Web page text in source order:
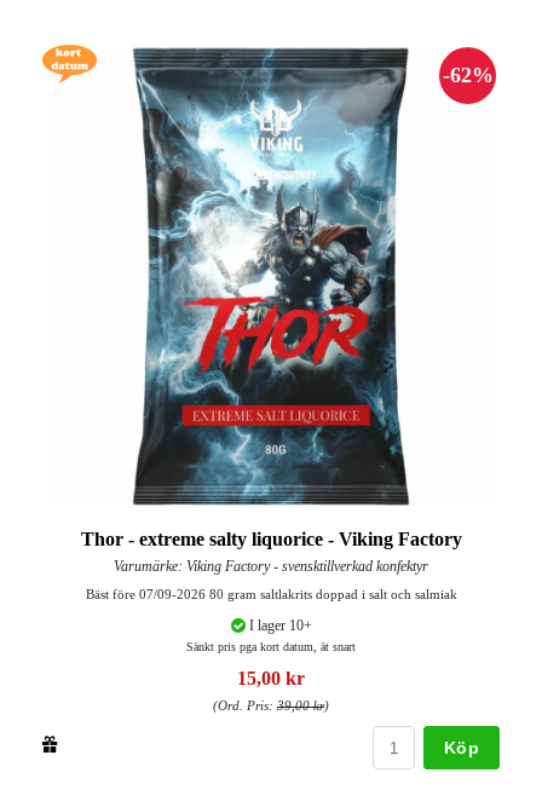
Thor - extreme salty liquorice - Viking Factory
Varumärke: Viking Factory - svensktillverkad konfektyr
Bäst före 07/09-2026 80 gram saltlakrits doppad i salt och salmiak
I lager 10+
Sänkt pris pga kort datum, ät snart
15,00 kr
(Ord. Pris: 39,00 kr)
Köp